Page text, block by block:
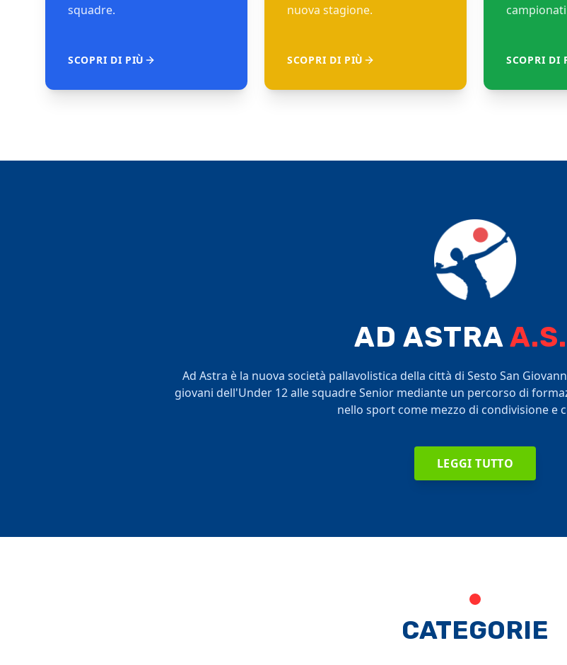
squadre.
SCOPRI DI PIÙ
nuova stagione.
SCOPRI DI PIÙ SCOPRI DI
AD ASTRA
Ad Astra è la nuova società pallavolistica della città di Sesto San
giovani dell'Under 12 alle squadre Senior mediante un percorso di
nello sport come mezzo di condivisione e
LEGGI TUTTO
CATEGORIE